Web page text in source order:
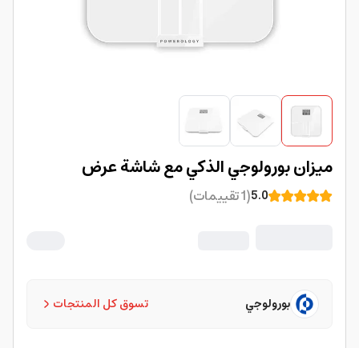
ميزان بورولوجي الذكي مع شاشة عرض
5.0
(
1تقييمات)
تسوق كل المنتجات بورولوجي